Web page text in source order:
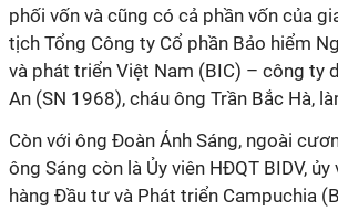
phối vốn và cũng có cả phần vốn của
tịch Tổng Công ty Cổ phần Bảo hiểm
và phát triển Việt Nam (BIC) – công ty
An (SN 1968), cháu ông Trần Bắc Hà,
Còn với ông Đoàn Ánh Sáng, ngoài
ông Sáng còn là Ủy viên HĐQT BIDV,
hàng Đầu tư và Phát triển Campuchia